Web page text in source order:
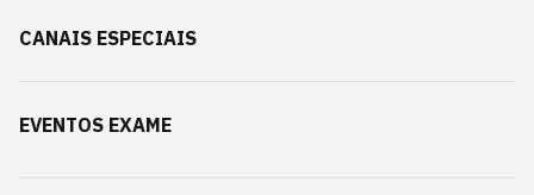
CANAIS ESPECIAIS
EVENTOS EXAME